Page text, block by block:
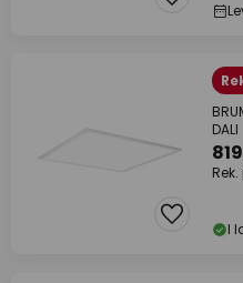
DALI
I